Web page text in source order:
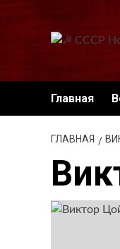
содержимому
Главная
ГЛАВНАЯ